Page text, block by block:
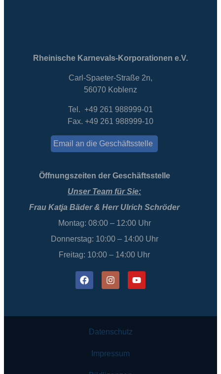
Rheinische Karnevals-Korporationen e.V.
Carl-Spaeter-Straße 2n,
56070 Koblenz
Tel. +49 261 988999-01
Fax. +49 261 988999-10
Email an die Geschäftsstelle
Öffnungszeiten der Geschäftsstelle
Unser Team für Sie:
Frau Katja Bäder & Herr Ulrich Schröder
Montag: 08:00 – 12:00 Uhr
Donnerstag: 10:00 – 14:00 Uhr
Freitag: 10:00 – 14:00 Uhr
Datenschutz
Impressum